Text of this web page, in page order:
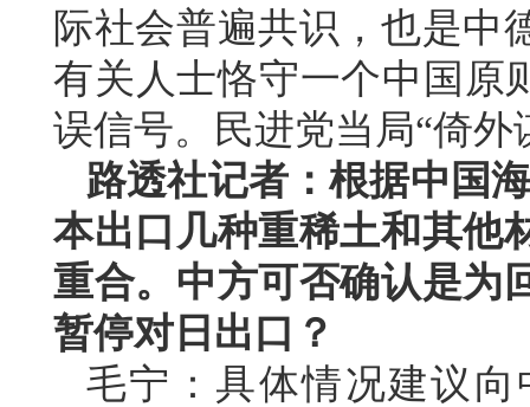
际社会普遍共识，也是中
有关人士恪守一个中国原
误信号。民进党当局“倚外
路透社记者：根据中国
本出口几种重稀土和其他
重合。中方可否确认是为
暂停对日出口？
毛宁：具体情况建议